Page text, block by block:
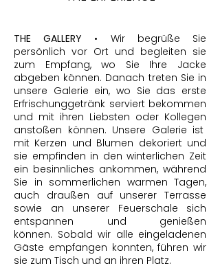
THE GALLERY • Wir begrüße Sie
persönlich vor Ort und begleiten sie
zum Empfang, wo Sie Ihre Jacke
abgeben können. Danach treten Sie in
unsere Galerie ein, wo Sie das erste
Erfrischunggetränk serviert bekommen
und mit ihren Liebsten oder Kollegen
anstoßen können. Unsere Galerie ist
mit Kerzen und Blumen dekoriert und
sie empfinden in den winterlichen Zeit
ein besinnliches ankommen, während
Sie in sommerlichen warmen Tagen,
auch draußen auf unserer Terrasse
sowie an unserer Feuerschale sich
entspannen und genießen
können. Sobald wir alle eingeladenen
Gäste empfangen konnten, führen wir
sie zum Tisch und an ihren Platz.